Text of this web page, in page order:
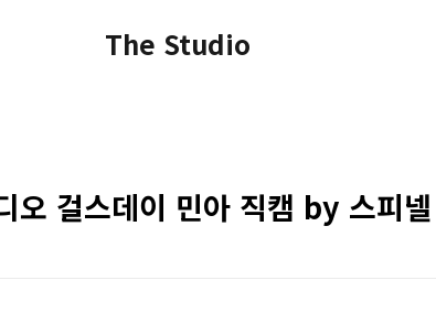
The Studio
오 걸스데이 민아 직캠 by 스피넬